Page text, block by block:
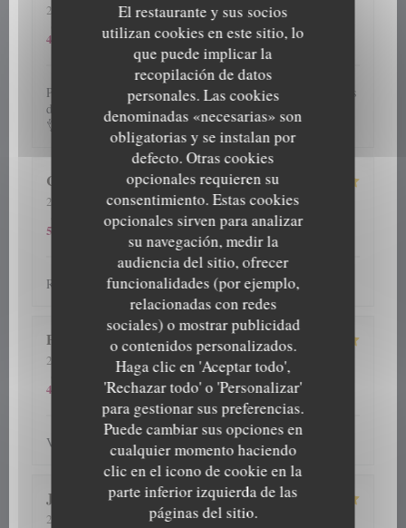
El restaurante y sus socios
utilizan cookies en este sitio, lo
que puede implicar la
recopilación de datos
personales. Las cookies
denominadas «necesarias» son
obligatorias y se instalan por
defecto. Otras cookies
opcionales requieren su
consentimiento. Estas cookies
opcionales sirven para analizar
su navegación, medir la
audiencia del sitio, ofrecer
funcionalidades (por ejemplo,
relacionadas con redes
sociales) o mostrar publicidad
o contenidos personalizados.
Haga clic en 'Aceptar todo',
'Rechazar todo' o 'Personalizar'
para gestionar sus preferencias.
Puede cambiar sus opciones en
cualquier momento haciendo
clic en el icono de cookie en la
parte inferior izquierda de las
páginas del sitio.
2026-08-06
- 20:00 - Invitados 5
/5 Ambiente 5 /5 Menú Calidad / Precio
4
Plats savoureux,service impeccable,plusieurs fois nous avons
dîner dans cet établissement et jamais déçue.Je recommande
👌
Cathy
2026-08-06
- 13:00 - Invitados 2
5/5 Ambiente: 5/5 Menú: 5/5 Calidad / Precio
5
Repas et accueil toujours au top
Patrick
2026-07-31
- 12:30 - Invitados 4
/5 Ambiente: 5/5 Menú: 5/5 Calidad / Precio
4
Verzorgd, vriendelijk en vooral lekker
J C
2026-08-05
- 12:45 - Invitados 5